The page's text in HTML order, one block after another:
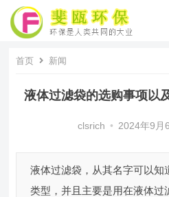
首页 新闻
液体过滤袋的选购事项以
clsrich • 2024年9月
液体过滤袋，从其名字可以知
类型，并且主要是用在液体过